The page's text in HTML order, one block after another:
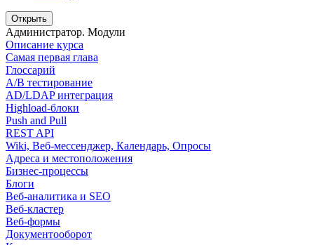
Открыть
Администратор. Модули
Описание курса
Самая первая глава
Глоссарий
A/B тестирование
AD/LDAP интеграция
Highload-блоки
Push and Pull
REST API
Wiki, Веб-мессенджер, Календарь, Опросы
Адреса и местоположения
Бизнес-процессы
Блоги
Веб-аналитика и SEO
Веб-кластер
Веб-формы
Документооборот